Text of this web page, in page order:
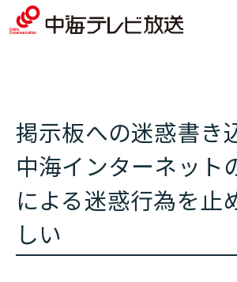
掲示板への迷惑書き
中海インターネット
による迷惑行為を止
しい